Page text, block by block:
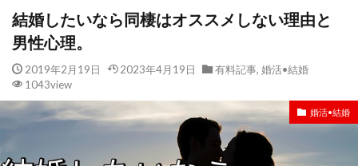
結婚したいなら同棲はオススメしない理由と
男性心理。
2019年2月19日 2023年4月19日 有料記事, 婚活•結婚
1043view
婚活•結婚